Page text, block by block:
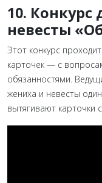
10.
невесты
Этот конкурс
карточек — с
обязанностями.
жениха и невесты
вытягивают карточки